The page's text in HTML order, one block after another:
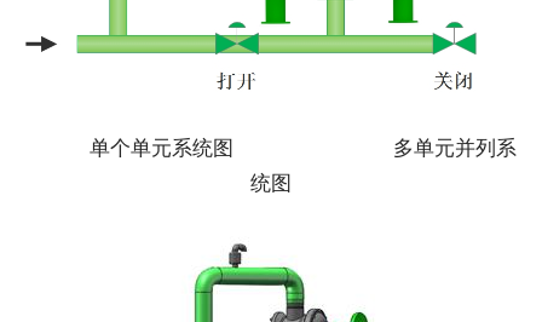
单个单元系统图                                 多单元并列系
统图